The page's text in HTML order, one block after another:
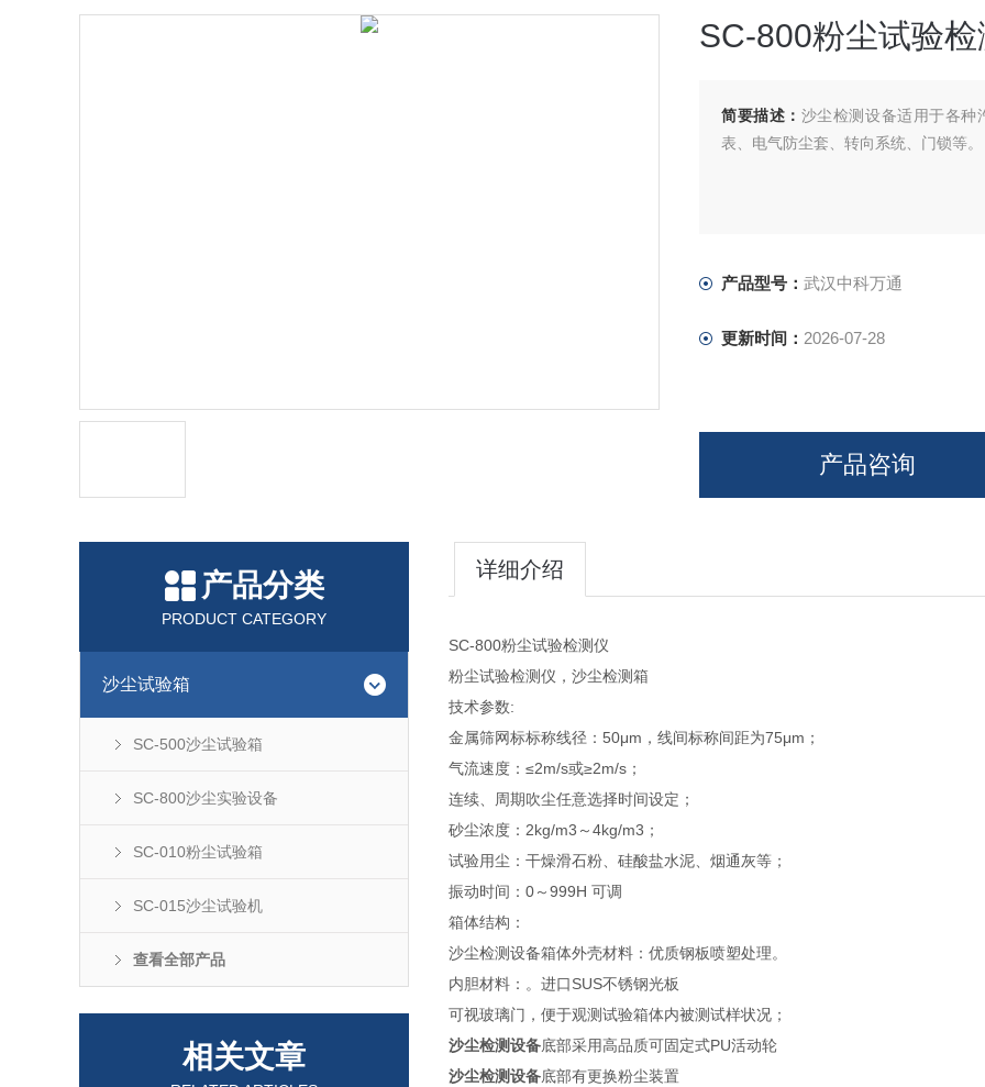
SC-800粉尘试验
简要描述： 沙尘检测设备适用于各种
表、电气防尘套、转向系统、门锁等。
产品型号： 武汉中科万通
更新时间： 2026-07-28
产品咨询
产品分类
PRODUCT CATEGORY
沙尘试验箱
SC-500沙尘试验箱
SC-800沙尘实验设备
SC-010粉尘试验箱
SC-015沙尘试验机
查看全部产品
相关文章
详细介绍
SC-800粉尘试验检测仪
粉尘试验检测仪，沙尘检测箱
技术参数:
金属筛网标标称线径：50μm，线间标称间距为75μm；
气流速度：≤2m/s或≥2m/s；
连续、周期吹尘任意选择时间设定；
砂尘浓度：2kg/m3～4kg/m3；
试验用尘：干燥滑石粉、硅酸盐水泥、烟通灰等；
振动时间：0～999H 可调
箱体结构：
沙尘检测设备箱体外壳材料：优质钢板喷塑处理。
内胆材料：。进口SUS不锈钢光板
可视玻璃门，便于观测试验箱体内被测试样状况；
沙尘检测设备底部采用高品质可固定式PU活动轮
沙尘检测设备底部有更换粉尘装置